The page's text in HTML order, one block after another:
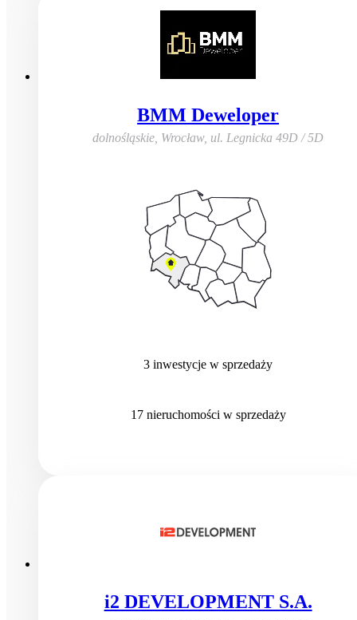
BMM Deweloper
dolnośląskie, Wrocław, ul. Legnicka 49D / 5D
3 inwestycje w sprzedaży
17 nieruchomości w sprzedaży
i2 DEVELOPMENT S.A.